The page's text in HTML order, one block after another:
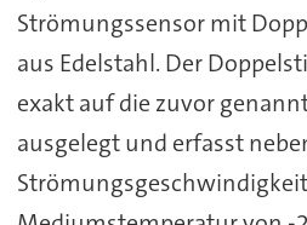
Strömungssensor mit
aus Edelstahl. Der
exakt auf die zuvor
ausgelegt und erfasst